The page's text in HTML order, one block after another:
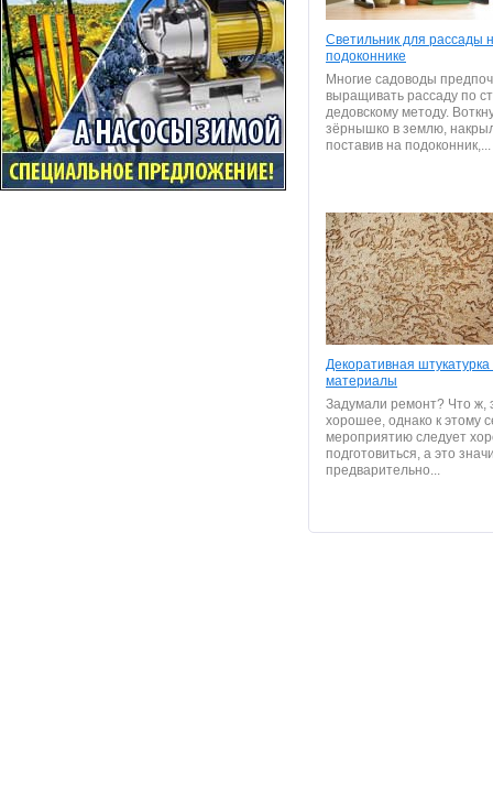
Светильник для рассады
подоконнике
Многие садоводы
выращивать рассаду по
дедовскому методу.
зёрнышко в землю,
поставив на подоконник,...
Декоративная штукатурка
материалы
Задумали ремонт? Что ж,
хорошее, однако к этому
мероприятию следует
подготовиться, а это
предварительно...